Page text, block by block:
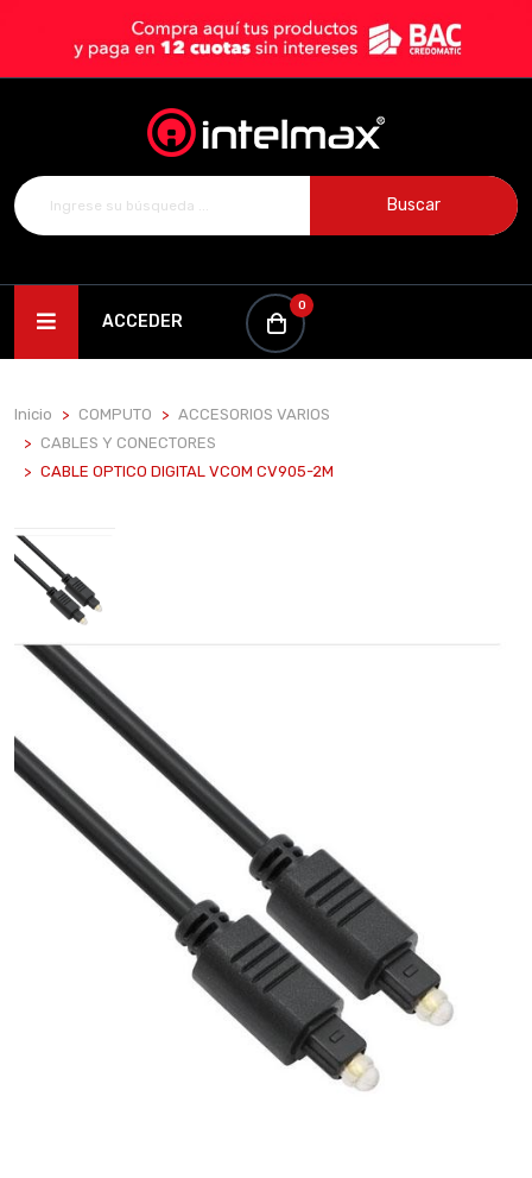
Buscar
ACCEDER
0
Inicio COMPUTO
ACCESORIOS VARIOS
CABLES Y CONECTORES
CABLE OPTICO DIGITAL VCOM CV905-2M